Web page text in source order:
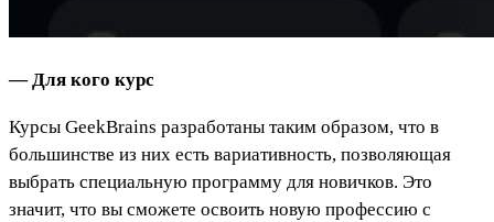
— Для кого курс
Курсы GeekBrains разработаны таким образом, что в
большинстве из них есть вариативность, позволяющая
выбрать специальную программу для новичков. Это
значит, что вы сможете освоить новую профессию с